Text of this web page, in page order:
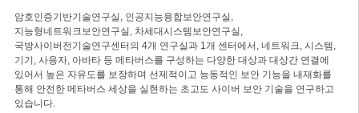
암호인증기반기술연구실, 인공지능융합보안연구실,
지능형네트워크보안연구실, 차세대시스템보안연구실,
국방사이버전기술연구센터의 4개 연구실과 1개 센터에서, 네트워크, 시스템,
기기, 사용자, 아바타 등 메타버스를 구성하는 다양한 대상과 대상간 연결에
있어서 높은 자유도를 보장하며 선제적이고 능동적인 보안 기능을 내재화를
통해 안전한 메타버스 세상을 실현하는 초고도 사이버 보안 기술을 연구하고
있습니다.